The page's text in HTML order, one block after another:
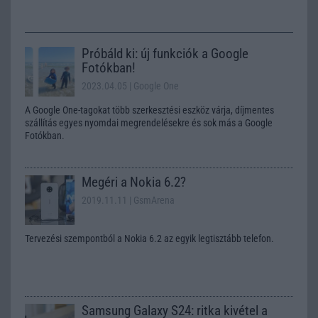
Próbáld ki: új funkciók a Google
Fotókban!
2023.04.05 | Google One
A Google One-tagokat több szerkesztési eszköz várja, díjmentes
szállítás egyes nyomdai megrendelésekre és sok más a Google
Fotókban.
Megéri a Nokia 6.2?
2019.11.11 | GsmArena
Tervezési szempontból a Nokia 6.2 az egyik legtisztább telefon.
Samsung Galaxy S24: ritka kivétel a